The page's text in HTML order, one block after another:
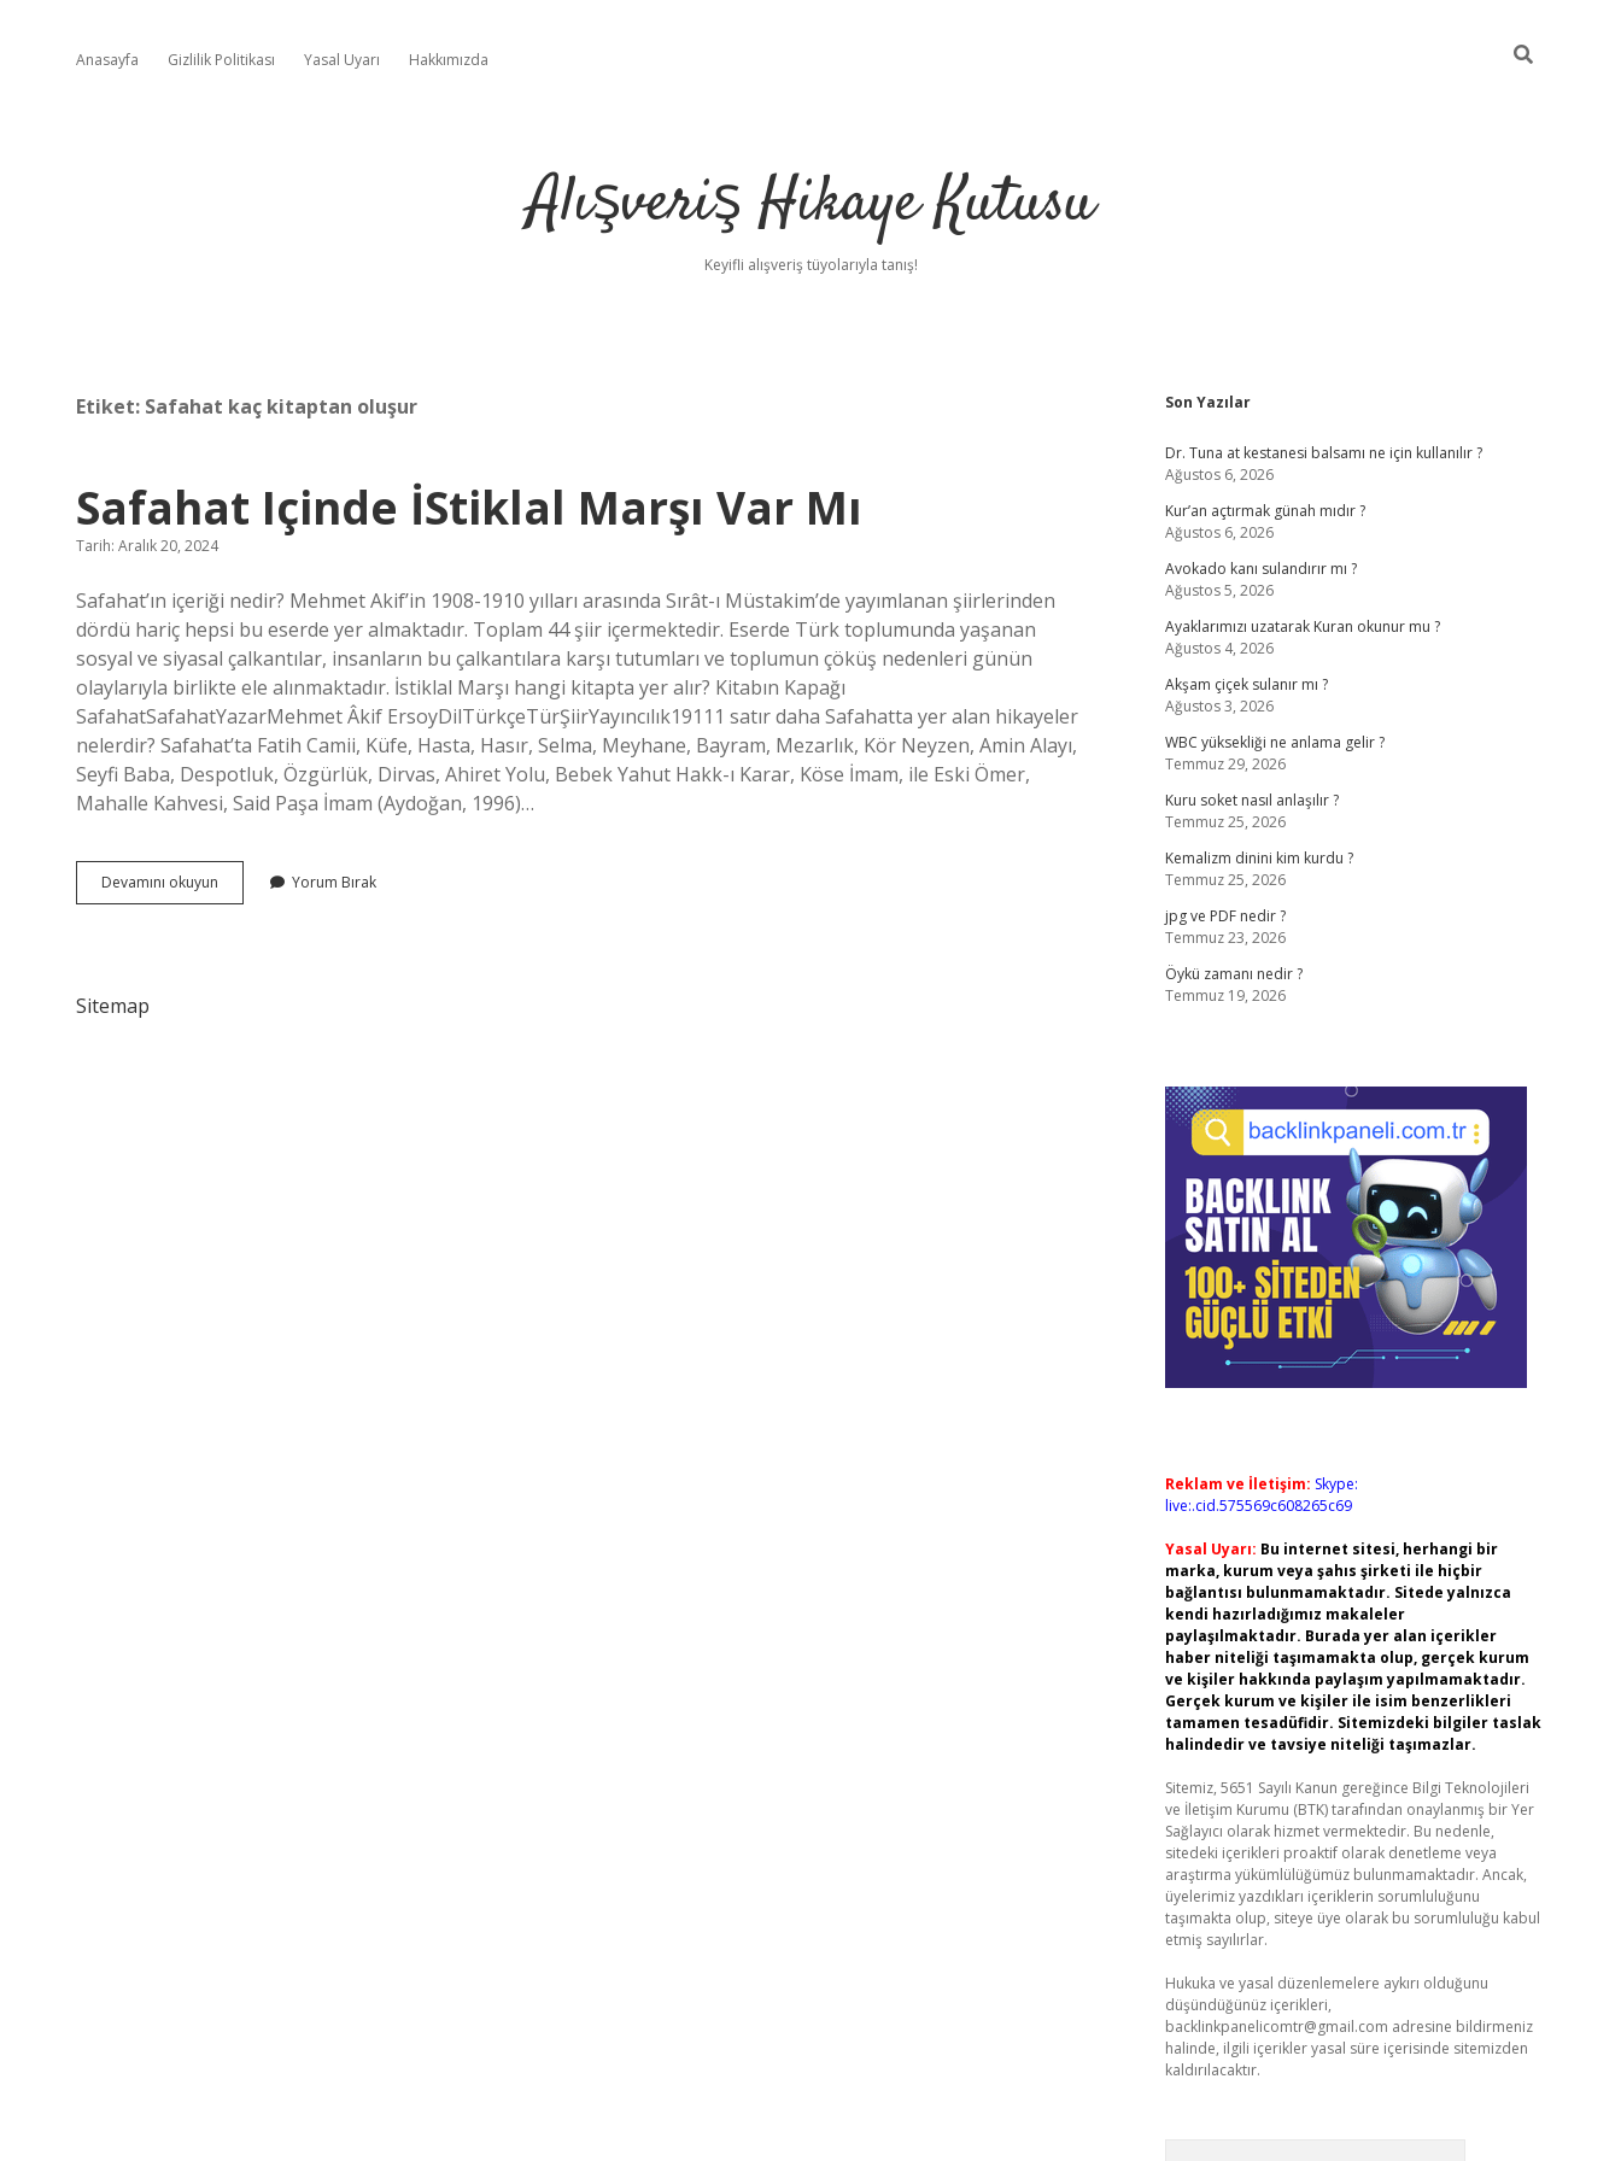
Anasayfa Gizlilik Politikası Yasal Uyarı Hakkımızda
Alışveriş Hikaye Kutusu
Keyifli alışveriş tüyolarıyla tanış!
Etiket: Safahat kaç kitaptan oluşur
Safahat Içinde İStiklal Marşı Var Mı
Tarih: Aralık 20, 2024
Safahat’ın içeriği nedir? Mehmet Akif’in 1908-1910 yılları arasında Sırât-ı Müstakim’de yayımlanan şiirlerinden
dördü hariç hepsi bu eserde yer almaktadır. Toplam 44 şiir içermektedir. Eserde Türk toplumunda yaşanan
sosyal ve siyasal çalkantılar, insanların bu çalkantılara karşı tutumları ve toplumun çöküş nedenleri günün
olaylarıyla birlikte ele alınmaktadır. İstiklal Marşı hangi kitapta yer alır? Kitabın Kapağı
SafahatSafahatYazarMehmet Âkif ErsoyDilTürkçeTürŞiirYayıncılık19111 satır daha Safahatta yer alan hikayeler
nelerdir? Safahat’ta Fatih Camii, Küfe, Hasta, Hasır, Selma, Meyhane, Bayram, Mezarlık, Kör Neyzen, Amin Alayı,
Seyfi Baba, Despotluk, Özgürlük, Dirvas, Ahiret Yolu, Bebek Yahut Hakk-ı Karar, Köse İmam, ile Eski Ömer,
Mahalle Kahvesi, Said Paşa İmam (Aydoğan, 1996)…
Devamını okuyun
Içinde
Yorum Bırak
Sitemap
Sidebar
Son Yazılar
Dr. Tuna at kestanesi balsamı ne için kullanılır ?
Ağustos 6, 2026
Kur’an açtırmak günah mıdır ?
Ağustos 6, 2026
Avokado kanı sulandırır mı ?
Ağustos 5, 2026
Ayaklarımızı uzatarak Kuran okunur mu ?
Ağustos 4, 2026
Akşam çiçek sulanır mı ?
Ağustos 3, 2026
WBC yüksekliği ne anlama gelir ?
Temmuz 29, 2026
Kuru soket nasıl anlaşılır ?
Temmuz 25, 2026
Kemalizm dinini kim kurdu ?
Temmuz 25, 2026
jpg ve PDF nedir ?
Temmuz 23, 2026
Öykü zamanı nedir ?
Temmuz 19, 2026
Reklam ve İletişim: Skype:
live:.cid.575569c608265c69
Yasal Uyarı: Bu internet sitesi, herhangi bir
marka, kurum veya şahıs şirketi ile hiçbir
bağlantısı bulunmamaktadır. Sitede yalnızca
kendi hazırladığımız makaleler
paylaşılmaktadır. Burada yer alan içerikler
haber niteliği taşımamakta olup, gerçek kurum
ve kişiler hakkında paylaşım yapılmamaktadır.
Gerçek kurum ve kişiler ile isim benzerlikleri
tamamen tesadüfidir. Sitemizdeki bilgiler taslak
halindedir ve tavsiye niteliği taşımazlar.
Sitemiz, 5651 Sayılı Kanun gereğince Bilgi Teknolojileri
ve İletişim Kurumu (BTK) tarafından onaylanmış bir Yer
Sağlayıcı olarak hizmet vermektedir. Bu nedenle,
sitedeki içerikleri proaktif olarak denetleme veya
araştırma yükümlülüğümüz bulunmamaktadır. Ancak,
üyelerimiz yazdıkları içeriklerin sorumluluğunu
taşımakta olup, siteye üye olarak bu sorumluluğu kabul
etmiş sayılırlar.
Hukuka ve yasal düzenlemelere aykırı olduğunu
düşündüğünüz içerikleri,
backlinkpanelicomtr@gmail.com adresine bildirmeniz
halinde, ilgili içerikler yasal süre içerisinde sitemizden
kaldırılacaktır.